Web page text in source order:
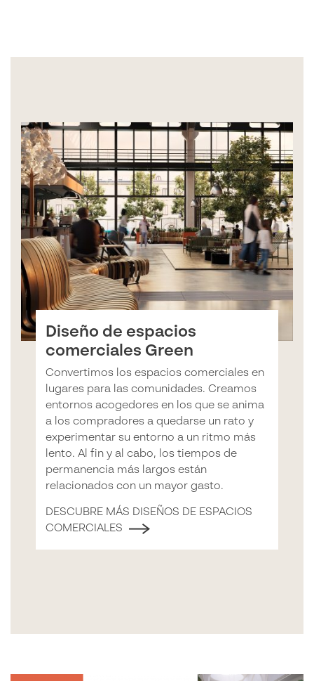
Diseño de espacios
comerciales Green
Convertimos los espacios comerciales en
lugares para las comunidades. Creamos
entornos acogedores en los que se anima
a los compradores a quedarse un rato y
experimentar su entorno a un ritmo más
lento. Al fin y al cabo, los tiempos de
permanencia más largos están
relacionados con un mayor gasto.
DESCUBRE MÁS DISEÑOS DE ESPACIOS
COMERCIALES